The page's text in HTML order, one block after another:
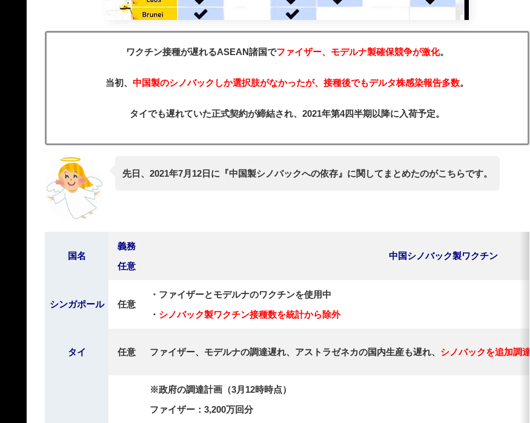
ワクチン接種が遅れるASEAN諸国でファイザー、モデルナ製確保競争が激化。
当初、 中国製のシノバックしか選択肢がなかったが、接種後でもデルタ株感染報告多数。
タイでも遅れていた正式契約が締結され、2021年第4四半期以降に入荷予定。
先日、2021年7月12日に『中国製シノバックへの依存』に関してまとめたのがこちらです。
国名
義務
任意
中国シノバック製ワクチン
シンガポール 任意
・ファイザーとモデルナのワクチンを使用中
・ シノバック製ワクチン接種数を統計から除外
タイ 任意 ファイザー、モデルナの調達遅れ、アストラゼネカの国内生産も遅れ、 シノバックを追加調達
※政府の調達計画（3月12時時点）
ファイザー：3,200万回分